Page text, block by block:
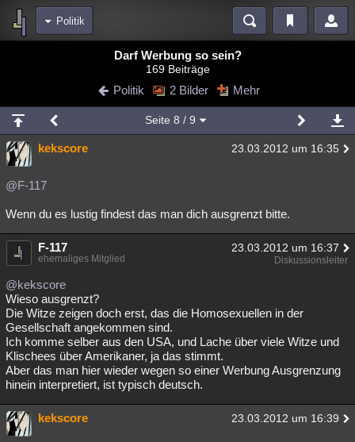
Politik
Blogs Videos
Chat Wiki Neuigkeiten
meine Rubriken
Menschen Wissenschaft Mystery Kriminalfälle
Spiritualität
Natur Umfragen Unterhaltung
weitere Rubriken
Philosophie Träume Literatur
Astronomie Helpdesk
Musik Clash Verbesserungen
Übersichten
Besucht Teilgenommen Alle Neue Geschlossen
Lesenswert Schlüsselwörter
Darf Werbung so sein?
169 Beiträge
Politik 2 Bilder Mehr
Seite 8 / 9
kekscore 23.03.2012 um 16:35
@F-117
Wenn du es lustig findest das man dich ausgrenzt bitte.
F-117 23.03.2012 um 16:37
ehemaliges Mitglied Diskussionsleiter
@kekscore
Wieso ausgrenzt?
Die Witze zeigen doch erst, das die Homosexuellen in der
Gesellschaft angekommen sind.
Ich komme selber aus den USA, und Lache über viele Witze und
Klischees über Amerikaner, ja das stimmt.
Aber das man hier wieder wegen so einer Werbung Ausgrenzung
hinein interpretiert, ist typisch deutsch.
kekscore 23.03.2012 um 16:39